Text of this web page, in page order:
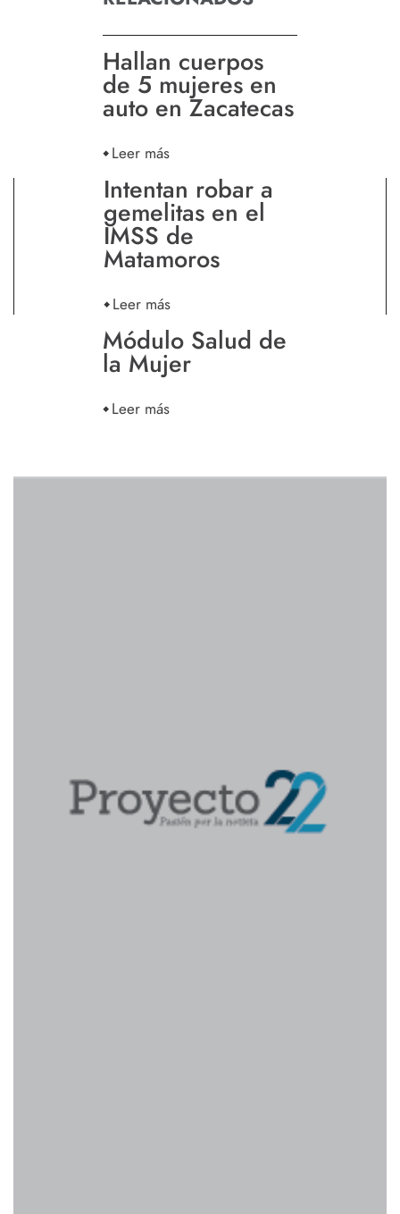
Hallan cuerpos
de 5 mujeres en
auto en Zacatecas
Leer más
Intentan robar a
gemelitas en el
IMSS de
Matamoros
Leer más
Módulo Salud de
la Mujer
Leer más